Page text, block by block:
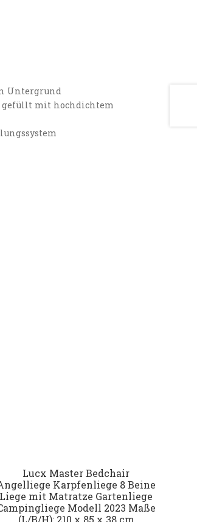
Untergrund
gefüllt mit hochdichtem
Lucx Master Bedchair
Karpfenliege 8 Beine
Liege mit Matratze Gartenliege
Modell 2023 Maße
(L/B/H): 210 x 85 x 38 cm